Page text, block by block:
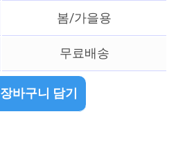
봄/가을용
무료배송
장바구니 담기